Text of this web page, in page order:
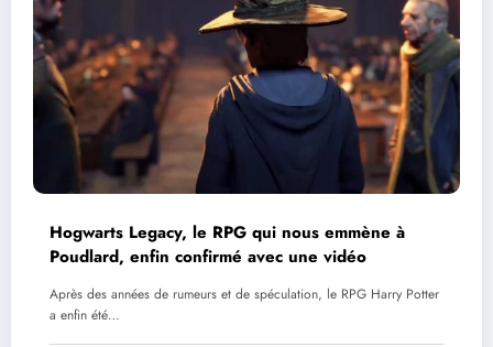
Hogwarts Legacy, le RPG qui nous emmène à
Poudlard, enfin confirmé avec une vidéo
Après des années de rumeurs et de spéculation, le RPG Harry Potter
a enfin été…